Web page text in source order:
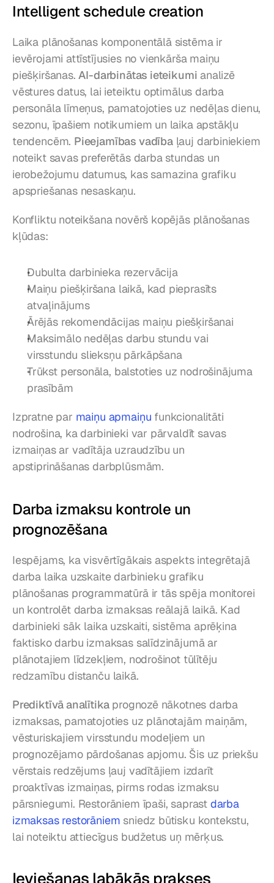
Intelligent schedule creation
Laika plānošanas komponentālā sistēma ir
ievērojami attīstījusies no vienkārša maiņu
piešķiršanas. AI-darbinātas ieteikumi analizē
vēstures datus, lai ieteiktu optimālus darba
personāla līmeņus, pamatojoties uz nedēļas dienu,
sezonu, īpašiem notikumiem un laika apstākļu
tendencēm. Pieejamības vadība ļauj darbiniekiem
noteikt savas preferētās darba stundas un
ierobežojumu datumus, kas samazina grafiku
apspriešanas nesaskaņu.
Konfliktu noteikšana novērš kopējās plānošanas
kļūdas:
Dubulta darbinieka rezervācija
Maiņu piešķiršana laikā, kad pieprasīts
atvaļinājums
Ārējās rekomendācijas maiņu piešķiršanai
Maksimālo nedēļas darbu stundu vai
virsstundu slieksņu pārkāpšana
Trūkst personāla, balstoties uz nodrošinājuma
prasībām
Izpratne par maiņu apmaiņu funkcionalitāti
nodrošina, ka darbinieki var pārvaldīt savas
izmaiņas ar vadītāja uzraudzību un
apstiprināšanas darbplūsmām.
Darba izmaksu kontrole un
prognozēšana
Iespējams, ka visvērtīgākais aspekts integrētajā
darba laika uzskaite darbinieku grafiku
plānošanas programmatūrā ir tās spēja monitorei
un kontrolēt darba izmaksas reālajā laikā. Kad
darbinieki sāk laika uzskaiti, sistēma aprēķina
faktisko darbu izmaksas salīdzinājumā ar
plānotajiem līdzekļiem, nodrošinot tūlītēju
redzamību distanču laikā.
Prediktīvā analītika prognozē nākotnes darba
izmaksas, pamatojoties uz plānotajām maiņām,
vēsturiskajiem virsstundu modeļiem un
prognozējamo pārdošanas apjomu. Šis uz priekšu
vērstais redzējums ļauj vadītājiem izdarīt
proaktīvas izmaiņas, pirms rodas izmaksu
pārsniegumi. Restorāniem īpaši, saprast darba
izmaksas restorāniem sniedz būtisku kontekstu,
lai noteiktu attiecīgus budžetus uņ mērķus.
Ieviešanas labākās prakses